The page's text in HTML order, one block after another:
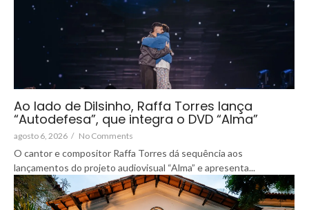
Ao lado de Dilsinho, Raffa Torres lança
“Autodefesa”, que integra o DVD “Alma”
agosto 6, 2026 / No Comments
O cantor e compositor Raffa Torres dá sequência aos
lançamentos do projeto audiovisual “Alma” e apresenta...